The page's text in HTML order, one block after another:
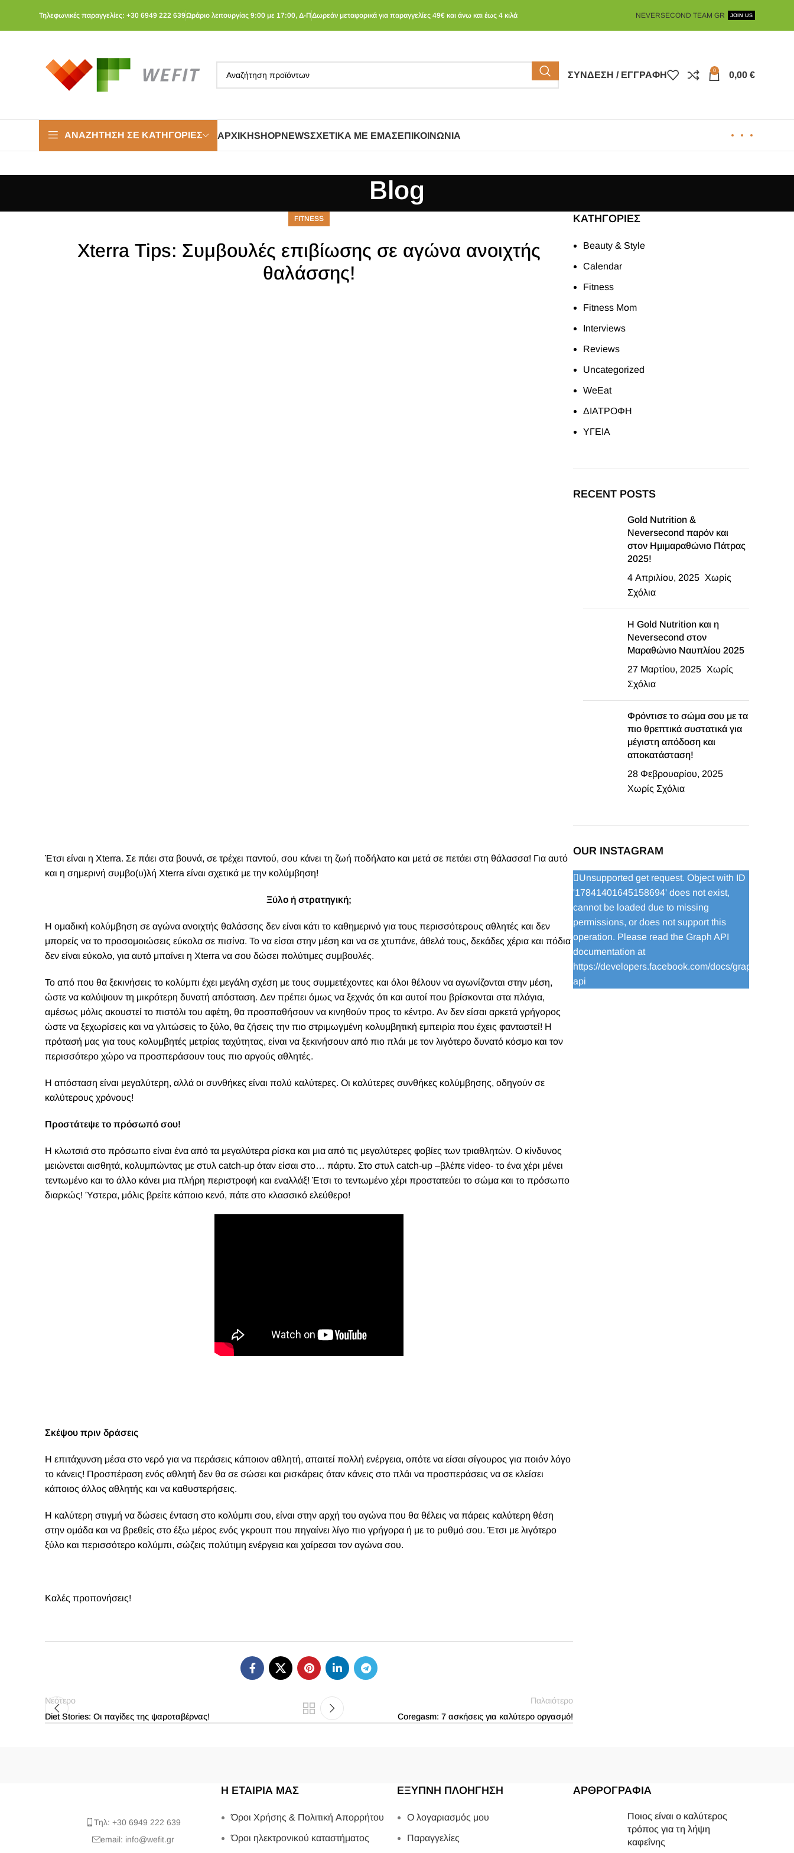
Τηλεφωνικές παραγγελίες: +30 6949 222 639Ωράριο λειτουργίας 9:00 με 17:00, Δ-ΠΔωρεάν μεταφορικά για παραγγελίες 49€ και άνω και έως 4 κιλά NEVERSECOND TEAM GR JOIN US
ΣΎΝΔΕΣΗ / ΕΓΓΡΑΦΉ 0 0,00 €
ΑΝΑΖΉΤΗΣΗ ΣΕ ΚΑΤΗΓΟΡΊΕΣ ΑΡΧΙΚΉSHOPNEWSΣΧΕΤΙΚΆ ΜΕ ΕΜΆΣΕΠΙΚΟΙΝΩΝΊΑ
Blog
FITNESS
Xterra Tips: Συμβουλές επιβίωσης σε αγώνα ανοιχτής
θαλάσσης!
Έτσι είναι η Xterra. Σε πάει στα βουνά, σε τρέχει παντού, σου κάνει τη ζωή ποδήλατο και μετά σε πετάει στη θάλασσα! Για αυτό
και η σημερινή συμβο(υ)λή Xterra είναι σχετικά με την κολύμβηση!
Ξύλο ή στρατηγική;
Η ομαδική κολύμβηση σε αγώνα ανοιχτής θαλάσσης δεν είναι κάτι το καθημερινό για τους περισσότερους αθλητές και δεν
μπορείς να το προσομοιώσεις εύκολα σε πισίνα. Το να είσαι στην μέση και να σε χτυπάνε, άθελά τους, δεκάδες χέρια και πόδια
δεν είναι εύκολο, για αυτό μπαίνει η Xterra να σου δώσει πολύτιμες συμβουλές.
Το από που θα ξεκινήσεις το κολύμπι έχει μεγάλη σχέση με τους συμμετέχοντες και όλοι θέλουν να αγωνίζονται στην μέση,
ώστε να καλύψουν τη μικρότερη δυνατή απόσταση. Δεν πρέπει όμως να ξεχνάς ότι και αυτοί που βρίσκονται στα πλάγια,
αμέσως μόλις ακουστεί το πιστόλι του αφέτη, θα προσπαθήσουν να κινηθούν προς το κέντρο. Αν δεν είσαι αρκετά γρήγορος
ώστε να ξεχωρίσεις και να γλιτώσεις το ξύλο, θα ζήσεις την πιο στριμωγμένη κολυμβητική εμπειρία που έχεις φανταστεί! Η
πρότασή μας για τους κολυμβητές μετρίας ταχύτητας, είναι να ξεκινήσουν από πιο πλάι με τον λιγότερο δυνατό κόσμο και τον
περισσότερο χώρο να προσπεράσουν τους πιο αργούς αθλητές.
Η απόσταση είναι μεγαλύτερη, αλλά οι συνθήκες είναι πολύ καλύτερες. Οι καλύτερες συνθήκες κολύμβησης, οδηγούν σε
καλύτερους χρόνους!
Προστάτεψε το πρόσωπό σου!
Η κλωτσιά στο πρόσωπο είναι ένα από τα μεγαλύτερα ρίσκα και μια από τις μεγαλύτερες φοβίες των τριαθλητών. Ο κίνδυνος
μειώνεται αισθητά, κολυμπώντας με στυλ catch-up όταν είσαι στο… πάρτυ. Στο στυλ catch-up –βλέπε video- το ένα χέρι μένει
τεντωμένο και το άλλο κάνει μια πλήρη περιστροφή και εναλλάξ! Έτσι το τεντωμένο χέρι προστατεύει το σώμα και το πρόσωπο
διαρκώς! Ύστερα, μόλις βρείτε κάποιο κενό, πάτε στο κλασσικό ελεύθερο!
Σκέψου πριν δράσεις
Η επιτάχυνση μέσα στο νερό για να περάσεις κάποιον αθλητή, απαιτεί πολλή ενέργεια, οπότε να είσαι σίγουρος για ποιόν λόγο
το κάνεις! Προσπέραση ενός αθλητή δεν θα σε σώσει και ρισκάρεις όταν κάνεις στο πλάι να προσπεράσεις να σε κλείσει
κάποιος άλλος αθλητής και να καθυστερήσεις.
Η καλύτερη στιγμή να δώσεις ένταση στο κολύμπι σου, είναι στην αρχή του αγώνα που θα θέλεις να πάρεις καλύτερη θέση
στην ομάδα και να βρεθείς στο έξω μέρος ενός γκρουπ που πηγαίνει λίγο πιο γρήγορα ή με το ρυθμό σου. Έτσι με λιγότερο
ξύλο και περισσότερο κολύμπι, σώζεις πολύτιμη ενέργεια και χαίρεσαι τον αγώνα σου.
Καλές προπονήσεις!
Νεότερο
Diet Stories: Οι παγίδες της ψαροταβέρνας!
Παλαιότερο
Coregasm: 7 ασκήσεις για καλύτερο οργασμό!
KΑΤΗΓΟΡΊΕΣ
Beauty & Style
Calendar
Fitness
Fitness Mom
Interviews
Reviews
Uncategorized
WeEat
ΔΙΑΤΡΟΦΗ
ΥΓΕΙΑ
RECENT POSTS
Gold Nutrition &
Neversecond παρόν και
στον Ημιμαραθώνιο Πάτρας
2025!
4 Απριλίου, 2025 Χωρίς
Σχόλια
Η Gold Nutrition και η
Neversecond στον
Μαραθώνιο Ναυπλίου 2025
27 Μαρτίου, 2025 Χωρίς
Σχόλια
Φρόντισε το σώμα σου με τα
πιο θρεπτικά συστατικά για
μέγιστη απόδοση και
αποκατάσταση!
28 Φεβρουαρίου, 2025
Χωρίς Σχόλια
OUR INSTAGRAM
Unsupported get request. Object with ID
'17841401645158694' does not exist,
cannot be loaded due to missing
permissions, or does not support this
operation. Please read the Graph API
documentation at
https://developers.facebook.com/docs/graph-
api
Τηλ: +30 6949 222 639
email: info@wefit.gr
Η ΕΤΑΙΡΙΑ ΜΑΣ
Όροι Χρήσης & Πολιτική Απορρήτου
Όροι ηλεκτρονικού καταστήματος
ΕΞΥΠΝΗ ΠΛΟΗΓΗΣΗ
Ο λογαριασμός μου
Παραγγελίες
ΑΡΘΡΟΓΡΑΦΙΑ
Ποιος είναι ο καλύτερος
τρόπος για τη λήψη
καφεΐνης